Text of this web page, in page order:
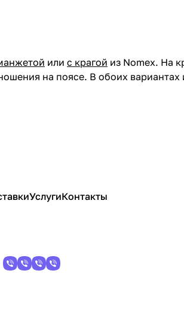
или с крагой из Nomex. На
на поясе. В обоих
УслугиКонтакты